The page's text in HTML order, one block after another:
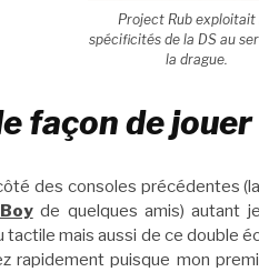
Project Rub exploitait
spécificités de la DS au
la drague.
façon de jouer
des consoles précédentes (la
de quelques amis) autant
tactile mais aussi de ce double
rapidement puisque mon